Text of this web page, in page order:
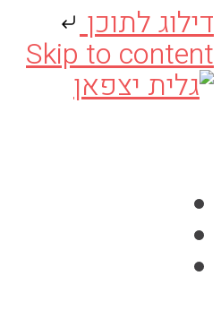
דילוג לתוכן
Skip to content